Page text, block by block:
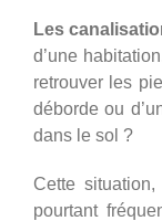
Les
d’une
retrouver les
déborde ou
dans le sol ?
Cette
pourtant